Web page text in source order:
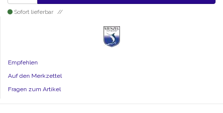
Sofort lieferbar
Empfehlen
Auf den Merkzettel
Fragen zum Artikel